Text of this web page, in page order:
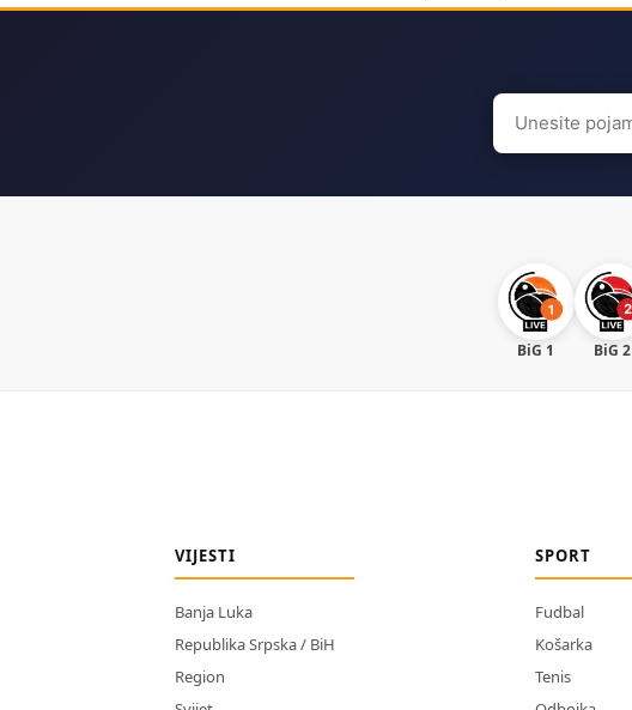
Search
for:
BiG 1 BiG 2
VIJESTI
Banja Luka
Republika Srpska / BiH
Region
SPORT
Fudbal
Košarka
Tenis